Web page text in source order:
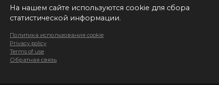
На нашем сайте используются cookie для сбора
статистической информации.
Политика использования cookie
Privacy policy
Terms of use
Обратная связь